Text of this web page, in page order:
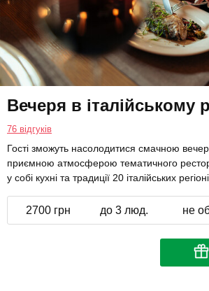
Вечеря в італійському
76 відгуків
Гості зможуть насолодитися смачною
приємною атмосферою тематичного
у собі кухні та традиції 20 італійських
2700 грн до 3 люд. не